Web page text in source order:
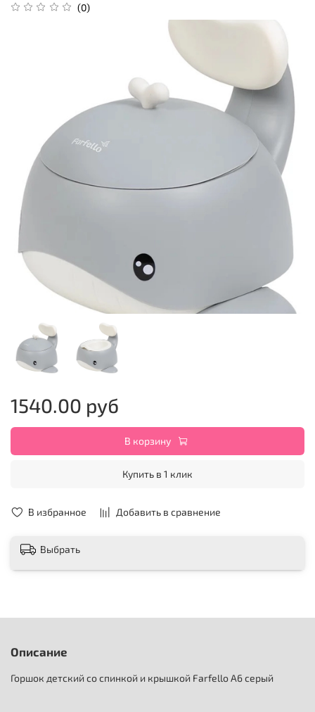
(0)
В избранное Добавить в сравнение
1540.00 руб
В корзину
Купить в 1 клик
Выбрать
Описание
Горшок детский со спинкой и крышкой Farfello A6 серый